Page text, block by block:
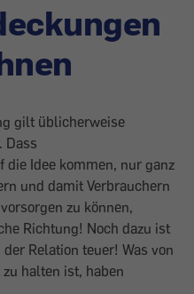
gilt üblicherweise
Dass
die Idee kommen, nur ganz
und damit Verbrauchern
zu können,
Richtung! Noch dazu ist
Relation teuer! Was von
halten ist, haben